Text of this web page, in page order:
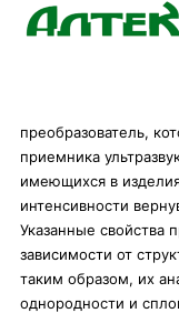
преобразователь,
приемника
имеющихся в
интенсивности
Указанные свойства
зависимости от
таким образом, их
однородности и